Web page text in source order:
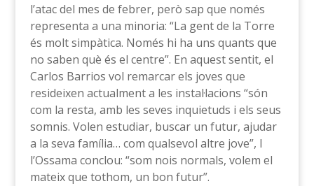
l’atac del mes de febrer, però sap que només
representa a una minoria: “La gent de la Torre
és molt simpàtica. Només hi ha uns quants que
no saben què és el centre”. En aquest sentit, el
Carlos Barrios vol remarcar els joves que
resideixen actualment a les instal·lacions “són
com la resta, amb les seves inquietuds i els seus
somnis. Volen estudiar, buscar un futur, ajudar
a la seva família… com qualsevol altre jove”, I
l’Ossama conclou: “som nois normals, volem el
mateix que tothom, un bon futur”.